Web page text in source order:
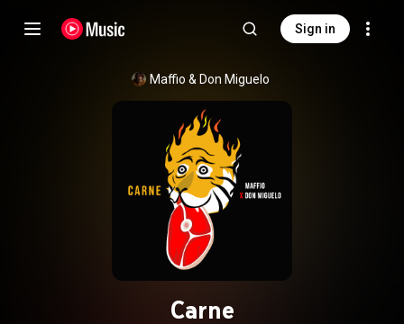
Sign in
Maffio & Don Miguelo
Carne